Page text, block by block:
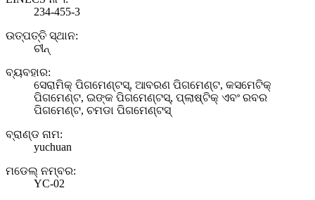
234-455-3
ଉତ୍ପତ୍ତି ସ୍ଥାନ:
ଚୀନ୍
ବ୍ୟବହାର:
ସେରାମିକ୍ ପିଗମେଣ୍ଟସ୍, ଆବରଣ ପିଗମେଣ୍ଟ, କସମେଟିକ୍
ପିଗମେଣ୍ଟ, ଇଙ୍କ ପିଗମେଣ୍ଟସ୍, ପ୍ଲାଷ୍ଟିକ୍ ଏବଂ ରବର
ପିଗମେଣ୍ଟ, ଚମଡା ପିଗମେଣ୍ଟସ୍
ବ୍ରାଣ୍ଡ ନାମ:
yuchuan
ମଡେଲ୍ ନମ୍ବର:
YC-02